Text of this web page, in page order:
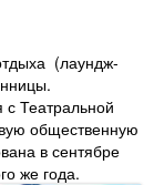
(лаундж-
с Театральной
общественную
в сентябре
же года.